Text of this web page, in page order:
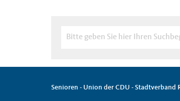
Senioren - Union der CDU - Stadtverband